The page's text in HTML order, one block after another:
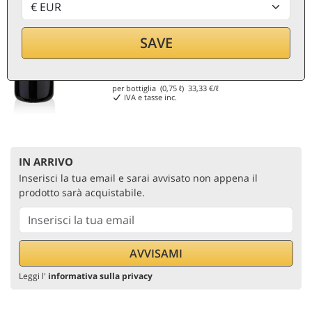
SAVE
25€
per bottiglia (0,75 ℓ)33,33 €/ℓ
IVA e tasse inc.
IN ARRIVO
Inserisci la tua email e sarai avvisato non appena il
prodotto sarà acquistabile.
Leggi l' informativa sulla privacy